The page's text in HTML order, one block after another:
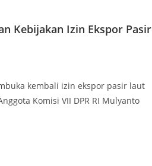
Kebijakan Izin Ekspor Pasir
kembali izin ekspor pasir laut
Komisi VII DPR RI Mulyanto